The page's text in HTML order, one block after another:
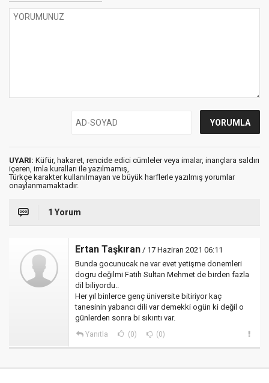
UYARI: Küfür, hakaret, rencide edici cümleler veya imalar, inançlara saldırı
içeren, imla kuralları ile yazılmamış,
Türkçe karakter kullanılmayan ve büyük harflerle yazılmış yorumlar
onaylanmamaktadır.
1 Yorum
Ertan Taşkıran / 17 Haziran 2021 06:11
Bunda gocunucak ne var evet yetişme donemleri
dogru değilmi Fatih Sultan Mehmet de birden fazla
dil biliyordu..
Her yıl binlerce genç üniversite bitiriyor kaç
tanesinin yabancı dili var demekki ogün ki değil o
günlerden sonra bi sıkıntı var.
Yanıtla (0) (0)